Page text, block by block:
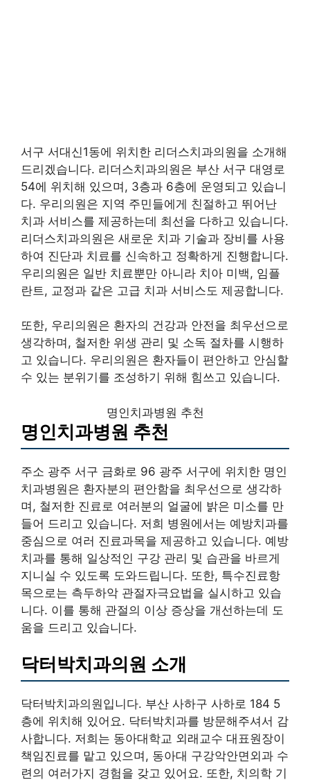
서구 서대신1동에 위치한 리더스치과의원을 소개해
드리겠습니다. 리더스치과의원은 부산 서구 대영로
54에 위치해 있으며, 3층과 6층에 운영되고 있습니
다. 우리의원은 지역 주민들에게 친절하고 뛰어난
치과 서비스를 제공하는데 최선을 다하고 있습니다.
리더스치과의원은 새로운 치과 기술과 장비를 사용
하여 진단과 치료를 신속하고 정확하게 진행합니다.
우리의원은 일반 치료뿐만 아니라 치아 미백, 임플
란트, 교정과 같은 고급 치과 서비스도 제공합니다.
또한, 우리의원은 환자의 건강과 안전을 최우선으로
생각하며, 철저한 위생 관리 및 소독 절차를 시행하
고 있습니다. 우리의원은 환자들이 편안하고 안심할
수 있는 분위기를 조성하기 위해 힘쓰고 있습니다.
명인치과병원 추천
명인치과병원 추천
주소 광주 서구 금화로 96 광주 서구에 위치한 명인
치과병원은 환자분의 편안함을 최우선으로 생각하
며, 철저한 진료로 여러분의 얼굴에 밝은 미소를 만
들어 드리고 있습니다. 저희 병원에서는 예방치과를
중심으로 여러 진료과목을 제공하고 있습니다. 예방
치과를 통해 일상적인 구강 관리 및 습관을 바르게
지니실 수 있도록 도와드립니다. 또한, 특수진료항
목으로는 측두하악 관절자극요법을 실시하고 있습
니다. 이를 통해 관절의 이상 증상을 개선하는데 도
움을 드리고 있습니다.
닥터박치과의원 소개
닥터박치과의원입니다. 부산 사하구 사하로 184 5
층에 위치해 있어요. 닥터박치과를 방문해주셔서 감
사합니다. 저희는 동아대학교 외래교수 대표원장이
책임진료를 맡고 있으며, 동아대 구강악안면외과 수
련의 여러가지 경험을 갖고 있어요. 또한, 치의학 기